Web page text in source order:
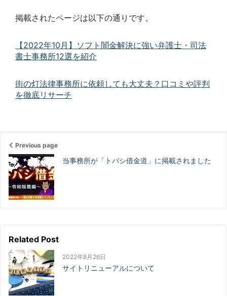
掲載されたページは以下の通りです。
【2022年10月】ソフト闇金解決に強い弁護士・司法
書士事務所12選を紹介
街の灯法律事務所に依頼しても大丈夫？口コミや評判
を徹底リサーチ
Previous page
当事務所が「トバシ借金道」に掲載されました
Related Post
2022年8月26日
サイトリニューアルについて